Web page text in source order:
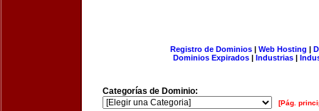
Registro de Dominios| Web Hosting |
Dominios Expirados | Industrias |
Categorías de Dominio:
[Pág.